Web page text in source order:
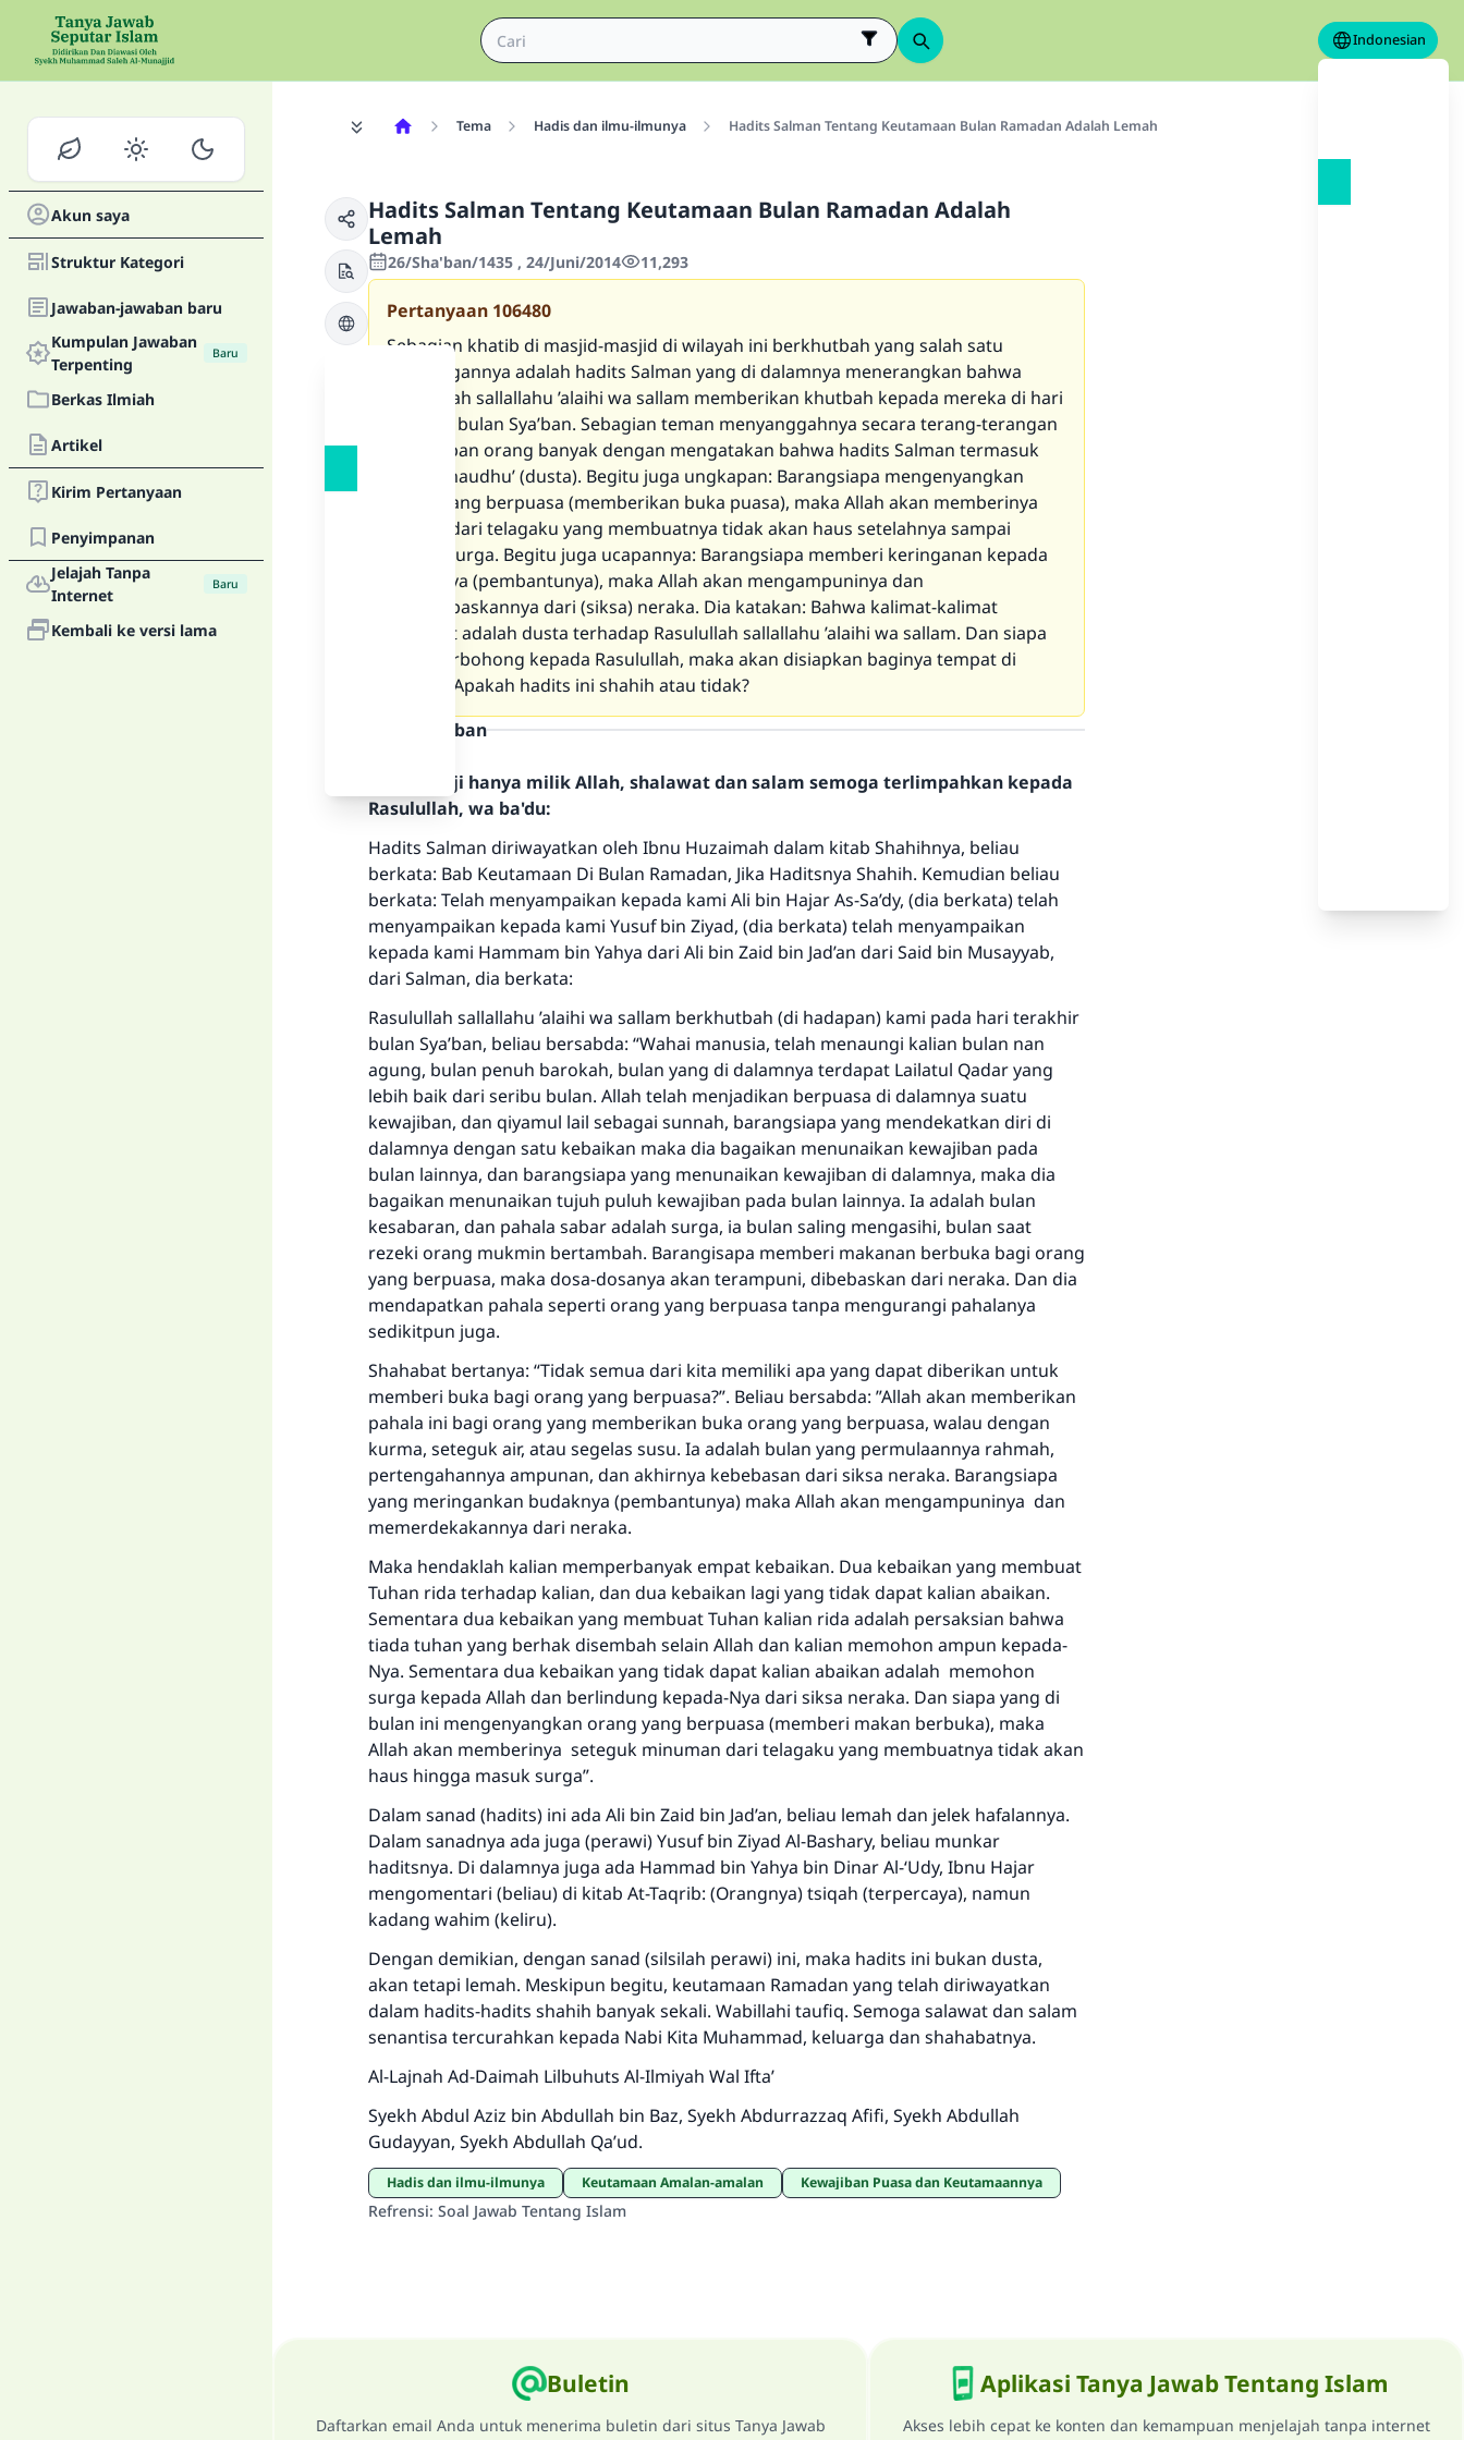
Indonesian
Akun saya
Struktur Kategori
Jawaban-jawaban baru
Kumpulan Jawaban
Terpenting
Baru
Berkas Ilmiah
Artikel
Kirim Pertanyaan
Penyimpanan
Jelajah Tanpa
Internet
Baru
Kembali ke versi lama
Tema Hadis dan ilmu-ilmunya Hadits Salman Tentang Keutamaan Bulan Ramadan Adalah Lemah
Hadits Salman Tentang Keutamaan Bulan Ramadan Adalah
Lemah
26/Sha'ban/1435 , 24/Juni/2014 11,293
Pertanyaan 106480
Sebagian khatib di masjid-masjid di wilayah ini berkhutbah yang salah satu
kandungannya adalah hadits Salman yang di dalamnya menerangkan bahwa
Rasulullah sallallahu ’alaihi wa sallam memberikan khutbah kepada mereka di hari
terakhir bulan Sya’ban. Sebagian teman menyanggahnya secara terang-terangan
di hadapan orang banyak dengan mengatakan bahwa hadits Salman termasuk
hadits maudhu’ (dusta). Begitu juga ungkapan: Barangsiapa mengenyangkan
orang yang berpuasa (memberikan buka puasa), maka Allah akan memberinya
minum dari telagaku yang membuatnya tidak akan haus setelahnya sampai
masuk surga. Begitu juga ucapannya: Barangsiapa memberi keringanan kepada
budaknya (pembantunya), maka Allah akan mengampuninya dan
membebaskannya dari (siksa) neraka. Dia katakan: Bahwa kalimat-kalimat
tersebut adalah dusta terhadap Rasulullah sallallahu ’alaihi wa sallam. Dan siapa
yang berbohong kepada Rasulullah, maka akan disiapkan baginya tempat di
neraka. Apakah hadits ini shahih atau tidak?
Teks Jawaban
Segala puji hanya milik Allah, shalawat dan salam semoga terlimpahkan kepada
Rasulullah, wa ba'du:
Hadits Salman diriwayatkan oleh Ibnu Huzaimah dalam kitab Shahihnya, beliau
berkata: Bab Keutamaan Di Bulan Ramadan, Jika Haditsnya Shahih. Kemudian beliau
berkata: Telah menyampaikan kepada kami Ali bin Hajar As-Sa’dy, (dia berkata) telah
menyampaikan kepada kami Yusuf bin Ziyad, (dia berkata) telah menyampaikan
kepada kami Hammam bin Yahya dari Ali bin Zaid bin Jad’an dari Said bin Musayyab,
dari Salman, dia berkata:
Rasulullah sallallahu ’alaihi wa sallam berkhutbah (di hadapan) kami pada hari terakhir
bulan Sya’ban, beliau bersabda: “Wahai manusia, telah menaungi kalian bulan nan
agung, bulan penuh barokah, bulan yang di dalamnya terdapat Lailatul Qadar yang
lebih baik dari seribu bulan. Allah telah menjadikan berpuasa di dalamnya suatu
kewajiban, dan qiyamul lail sebagai sunnah, barangsiapa yang mendekatkan diri di
dalamnya dengan satu kebaikan maka dia bagaikan menunaikan kewajiban pada
bulan lainnya, dan barangsiapa yang menunaikan kewajiban di dalamnya, maka dia
bagaikan menunaikan tujuh puluh kewajiban pada bulan lainnya. Ia adalah bulan
kesabaran, dan pahala sabar adalah surga, ia bulan saling mengasihi, bulan saat
rezeki orang mukmin bertambah. Barangisapa memberi makanan berbuka bagi orang
yang berpuasa, maka dosa-dosanya akan terampuni, dibebaskan dari neraka. Dan dia
mendapatkan pahala seperti orang yang berpuasa tanpa mengurangi pahalanya
sedikitpun juga.
Shahabat bertanya: “Tidak semua dari kita memiliki apa yang dapat diberikan untuk
memberi buka bagi orang yang berpuasa?”. Beliau bersabda: ”Allah akan memberikan
pahala ini bagi orang yang memberikan buka orang yang berpuasa, walau dengan
kurma, seteguk air, atau segelas susu. Ia adalah bulan yang permulaannya rahmah,
pertengahannya ampunan, dan akhirnya kebebasan dari siksa neraka. Barangsiapa
yang meringankan budaknya (pembantunya) maka Allah akan mengampuninya dan
memerdekakannya dari neraka.
Maka hendaklah kalian memperbanyak empat kebaikan. Dua kebaikan yang membuat
Tuhan rida terhadap kalian, dan dua kebaikan lagi yang tidak dapat kalian abaikan.
Sementara dua kebaikan yang membuat Tuhan kalian rida adalah persaksian bahwa
tiada tuhan yang berhak disembah selain Allah dan kalian memohon ampun kepada-
Nya. Sementara dua kebaikan yang tidak dapat kalian abaikan adalah memohon
surga kepada Allah dan berlindung kepada-Nya dari siksa neraka. Dan siapa yang di
bulan ini mengenyangkan orang yang berpuasa (memberi makan berbuka), maka
Allah akan memberinya seteguk minuman dari telagaku yang membuatnya tidak akan
haus hingga masuk surga”.
Dalam sanad (hadits) ini ada Ali bin Zaid bin Jad’an, beliau lemah dan jelek hafalannya.
Dalam sanadnya ada juga (perawi) Yusuf bin Ziyad Al-Bashary, beliau munkar
haditsnya. Di dalamnya juga ada Hammad bin Yahya bin Dinar Al-‘Udy, Ibnu Hajar
mengomentari (beliau) di kitab At-Taqrib: (Orangnya) tsiqah (terpercaya), namun
kadang wahim (keliru).
Dengan demikian, dengan sanad (silsilah perawi) ini, maka hadits ini bukan dusta,
akan tetapi lemah. Meskipun begitu, keutamaan Ramadan yang telah diriwayatkan
dalam hadits-hadits shahih banyak sekali. Wabillahi taufiq. Semoga salawat dan salam
senantisa tercurahkan kepada Nabi Kita Muhammad, keluarga dan shahabatnya.
Al-Lajnah Ad-Daimah Lilbuhuts Al-Ilmiyah Wal Ifta’
Syekh Abdul Aziz bin Abdullah bin Baz, Syekh Abdurrazzaq Afifi, Syekh Abdullah
Gudayyan, Syekh Abdullah Qa’ud.
Hadis dan ilmu-ilmunya Keutamaan Amalan-amalan Kewajiban Puasa dan Keutamaannya
Refrensi: Soal Jawab Tentang Islam
Buletin
Daftarkan email Anda untuk menerima buletin dari situs Tanya Jawab
Aplikasi Tanya Jawab Tentang Islam
Akses lebih cepat ke konten dan kemampuan menjelajah tanpa internet
Jawaban no. 110845 menyelamatkan
pernikahan.
Bantu kami dalam memberikan jawaban untuk umat
mendapatkan pahala yang sama dengan orang yang
melakukannya"
MUSLIM, 1893
Saham